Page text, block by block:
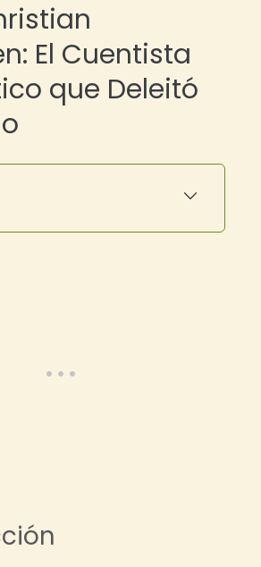
El Cuentista
que Deleitó